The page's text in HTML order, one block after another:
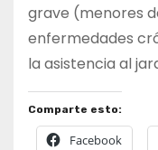
grave (menores
enfermedades
la asistencia al
Comparte esto:
Facebook